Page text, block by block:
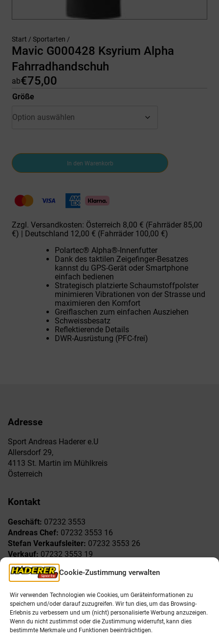
Cookie-Zustimmung verwalten
Wir verwenden Technologien wie Cookies, um Geräteinformationen zu
speichern und/oder darauf zuzugreifen. Wir tun dies, um das Browsing-
Erlebnis zu verbessern und um (nicht) personalisierte Werbung anzuzeigen.
Wenn du nicht zustimmst oder die Zustimmung widerrufst, kann dies
bestimmte Merkmale und Funktionen beeinträchtigen.
Start / Sportarten /
Mavic G000428 Ksyrium Alpha
Fahrradhandschuh
ab€75,00
Größe
Mavic
G000428
Ksyrium
Fahrradhandschuh
Menge
In den Warenkorb
Zzgl. Versandkosten: Österreich 8,00 € (Fahrräder 85,00
€) | Deutschland 12,00 € (Fahrräder 100,00 €)
Polartec® Alpha®-Innenfutter
Dank des taktilen Zeigefinger-Besatzes
kannst du GPS-Gerät oder Smartphone
einfach bedienen
Strategisch platzierte Schaumstoffpolster
minimieren Vibrationen von der Strasse und
maximieren den Komfort
Greiflaschen zum einfachen Ausziehen
Schweissbesatz
Reflektierende Details
DWR-Ausrüstung (PFC-frei)
Adresse
Sport Andreas Haderer e.U
Allersdorf 29,
4113 St. Martin im Mühlkreis
Österreich
Kontakt
Geschäft: 07232 3553
Andreas Chef: 07232 3553 16
Stefan Verkaufsleiter: 07232 3553 26
Verkauf: 07232 3553 19
Reklamationen:
Freude am Sport
AGB
Impressum
Datenschutzerklärung
Allgemeines
Öffnungszeiten
Unser Team